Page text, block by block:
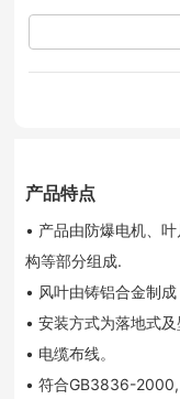
产品特点
• 产品由防爆电机、
构等部分组成.
• 风叶由铸铝合金制
• 安装方式为落地式及
• 电缆布线。
• 符合GB3836-2000,